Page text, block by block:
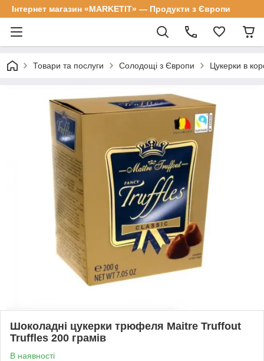
Інтернет магазин «MARKETIT» — Продукти з Європи
Товари та послуги Солодощі з Європи Цукерки в
Шоколадні цукерки трюфеля Maitre Truffout
Truffles 200 грамів
В наявності